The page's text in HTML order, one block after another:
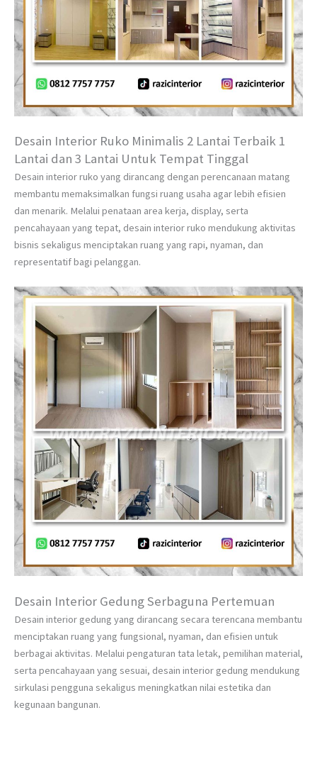
Desain Interior Ruko Minimalis 2 Lantai Terbaik 1
Lantai dan 3 Lantai Untuk Tempat Tinggal
Desain interior ruko yang dirancang dengan perencanaan matang
membantu memaksimalkan fungsi ruang usaha agar lebih efisien
dan menarik. Melalui penataan area kerja, display, serta
pencahayaan yang tepat, desain interior ruko mendukung aktivitas
bisnis sekaligus menciptakan ruang yang rapi, nyaman, dan
representatif bagi pelanggan.
Desain Interior Gedung Serbaguna Pertemuan
Desain interior gedung yang dirancang secara terencana membantu
menciptakan ruang yang fungsional, nyaman, dan efisien untuk
berbagai aktivitas. Melalui pengaturan tata letak, pemilihan material,
serta pencahayaan yang sesuai, desain interior gedung mendukung
sirkulasi pengguna sekaligus meningkatkan nilai estetika dan
kegunaan bangunan.